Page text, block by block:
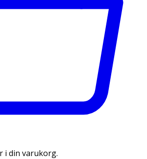
i din varukorg.